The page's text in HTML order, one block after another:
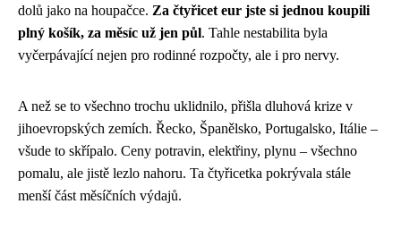
dolů jako na houpačce. Za čtyřicet eur jste si jednou koupili
plný košík, za měsíc už jen půl. Tahle nestabilita byla
vyčerpávající nejen pro rodinné rozpočty, ale i pro nervy.
A než se to všechno trochu uklidnilo, přišla dluhová krize v
jihoevropských zemích. Řecko, Španělsko, Portugalsko, Itálie –
všude to skřípalo. Ceny potravin, elektřiny, plynu – všechno
pomalu, ale jistě lezlo nahoru. Ta čtyřicetka pokrývala stále
menší část měsíčních výdajů.